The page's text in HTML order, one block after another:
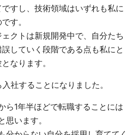
すし、技術領域はいずれも私に
す。
クトは新規開発中で、自分たち
していく段階である点も私にと
なります。
社することになりました。
ら1年半ほどで転職することには
思います。